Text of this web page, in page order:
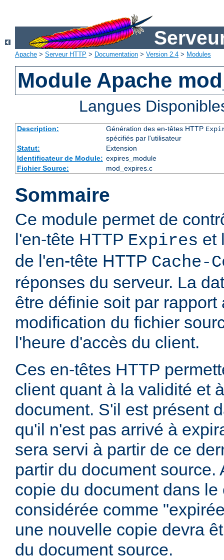
Apache > Serveur HTTP > Documentation > Version 2.4 > Modules
Module Apache
Langues
Description: Génération des en-têtes HTTP
spécifiés par l'utilisateur
Statut:
Extension
Identificateur de Module: expires_module
Fichier Source:
mod_expires.c
Sommaire
Ce module permet de
l'en-tête HTTP Expires et
de l'en-tête HTTP Cache-
réponses du serveur. La
être définie soit par
modification du fichier
l'heure d'accès du client.
Ces en-têtes HTTP
client quant à la validité et
document. S'il est présent
qu'il n'est pas arrivé à
sera servi à partir de ce
partir du document source.
copie du document dans le
considérée comme
une nouvelle copie devra
du document source.